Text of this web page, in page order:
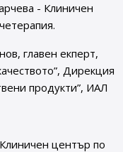
- Клиничен
главен екперт,
Дирекция
продукти”, ИАЛ
център по